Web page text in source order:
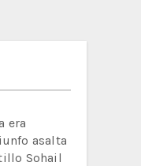
era
asalta
Sohail